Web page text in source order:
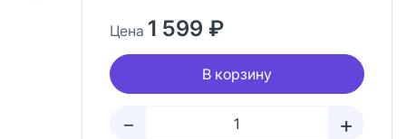
Цена 1 599 ₽
В корзину
– +